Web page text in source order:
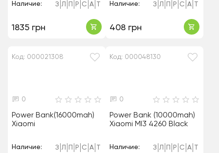
Наличие: З Л Р С А
1835 грн
Наличие: З Л Р С А
408 грн
Код: 000021308
0
Power Bank(16000mah)
Xiaomi
Наличие: З Л Р С А
Код: 000048130
0
Power Bank (10000mah)
Xiaomi MI3 4260 Black
Наличие: З Л Р С А